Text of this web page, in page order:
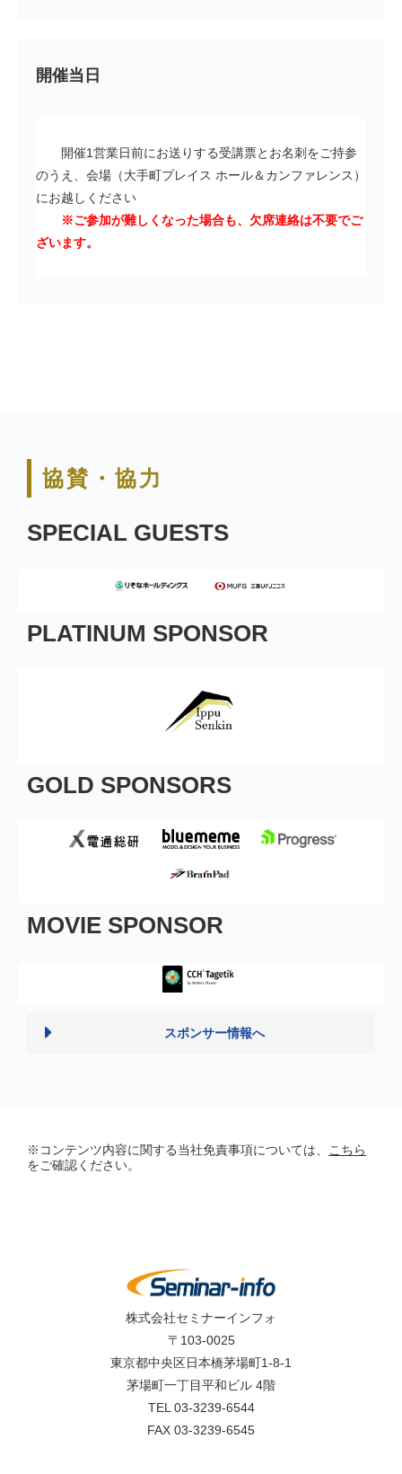
開催当日
開催1営業日前にお送りする受講票とお名刺をご持参
のうえ、会場（大手町プレイス ホール＆カンファレンス）
にお越しください
※ご参加が難しくなった場合も、欠席連絡は不要でご
ざいます。
協賛・協力
SPECIAL GUESTS
PLATINUM SPONSOR
GOLD SPONSORS
MOVIE SPONSOR
スポンサー情報へ
※コンテンツ内容に関する当社免責事項については、
こちら
をご確認ください。
株式会社セミナーインフォ
〒103-0025
東京都中央区日本橋茅場町1-8-1
茅場町一丁目平和ビル 4階
TEL 03-3239-6544
FAX 03-3239-6545